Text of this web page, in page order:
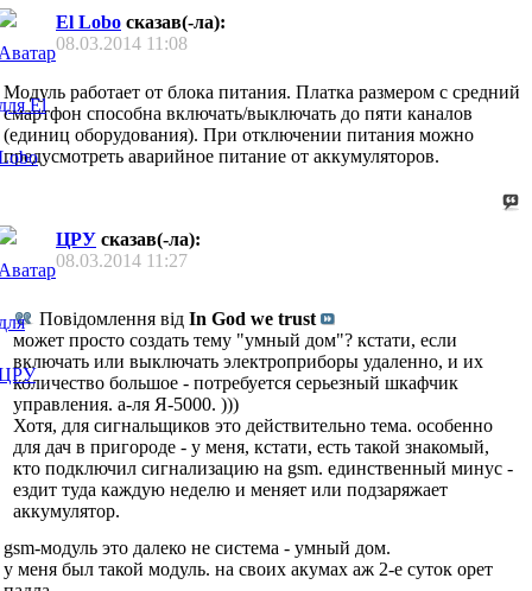
El Lobo сказав(-ла):
08.03.2014 11:08
Модуль работает от блока питания. Платка размером с средний
смартфон способна включать/выключать до пяти каналов
(единиц оборудования). При отключении питания можно
предусмотреть аварийное питание от аккумуляторов.
ЦРУ сказав(-ла):
08.03.2014 11:27
Повідомлення від In God we trust
может просто создать тему "умный дом"? кстати, если
включать или выключать электроприборы удаленно, и их
количество большое - потребуется серьезный шкафчик
управления. а-ля Я-5000. )))
Хотя, для сигнальщиков это действительно тема. особенно
для дач в пригороде - у меня, кстати, есть такой знакомый,
кто подключил сигнализацию на gsm. единственный минус -
ездит туда каждую неделю и меняет или подзаряжает
аккумулятор.
gsm-модуль это далеко не система - умный дом.
у меня был такой модуль. на своих акумах аж 2-е суток орет